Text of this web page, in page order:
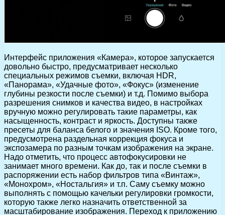
Интерфейс приложения «Камера», которое запускается
довольно быстро, предусматривает несколько
специальных режимов съемки, включая HDR,
«Панорама», «Удачные фото», «Фокус» (изменение
глубины резкости после съемки) и т.д. Помимо выбора
разрешения снимков и качества видео, в настройках
вручную можно регулировать такие параметры, как
насыщенность, контраст и яркость. Доступны также
пресеты для баланса белого и значения ISO. Кроме того,
предусмотрена раздельная коррекция фокуса и
экспозамера по разным точкам изображения на экране.
Надо отметить, что процесс автофокусировки не
занимает много времени. Как до, так и после съемки в
распоряжении есть набор фильтров типа «Винтаж»,
«Монохром», «Ностальгия» и т.п. Саму съемку можно
выполнять с помощью качельки регулировки громкости,
которую также легко назначить ответственной за
масштабирование изображения. Переход к приложению